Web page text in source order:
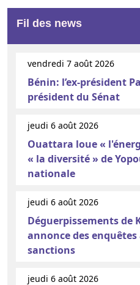
Fil des news
vendredi 7 août 2026
Bénin: l’ex-président
président du Sénat
jeudi 6 août 2026
Ouattara loue «
« la diversité » de
nationale
jeudi 6 août 2026
Déguerpissements de
annonce des
sanctions
jeudi 6 août 2026